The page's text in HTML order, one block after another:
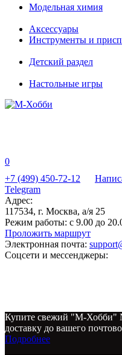
Модельная химия
Аксессуары
Инструменты и
Детский раздел
Настольные игры
0
+7 (499) 450-72-12
Telegram
Адрес:
117534, г. Москва, а/я 25
Режим работы: с 9.00 до
Проложить маршрут
Электронная почта:
Соцсети и мессенджеры:
Купите свежий "М-Хобби"
доставку до вашего
Подробнее